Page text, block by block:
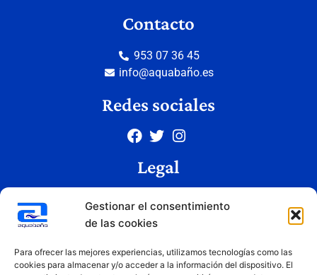
Gestionar el consentimiento
de las cookies
Para ofrecer las mejores experiencias, utilizamos tecnologías como las
cookies para almacenar y/o acceder a la información del dispositivo. El
Contacto
953 07 36 45
info@aquabaño.es
Redes sociales
Legal
Política de privacidad
Condiciones de uso